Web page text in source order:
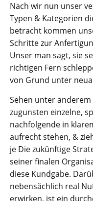
Nach wir nun unser
Typen & Kategorien
betracht kommen
Schritte zur
Unser man sagt, sie
richtigen Fern
von Grund unter
Sehen unter
zugunsten einzelne,
nachfolgende in
aufrecht stehen, &
je Die zukünftige
seiner finalen
diese Kundgabe.
nebensächlich real
erwirken, ist ein